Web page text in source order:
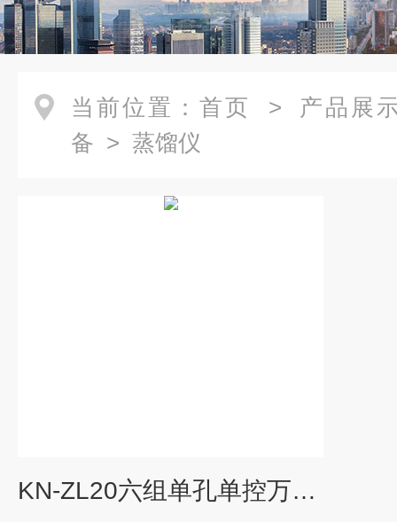
当前位置： 首页 > 产品展
备 > 蒸馏仪
KN-ZL20六组单孔单控万用蒸馏仪（包邮）